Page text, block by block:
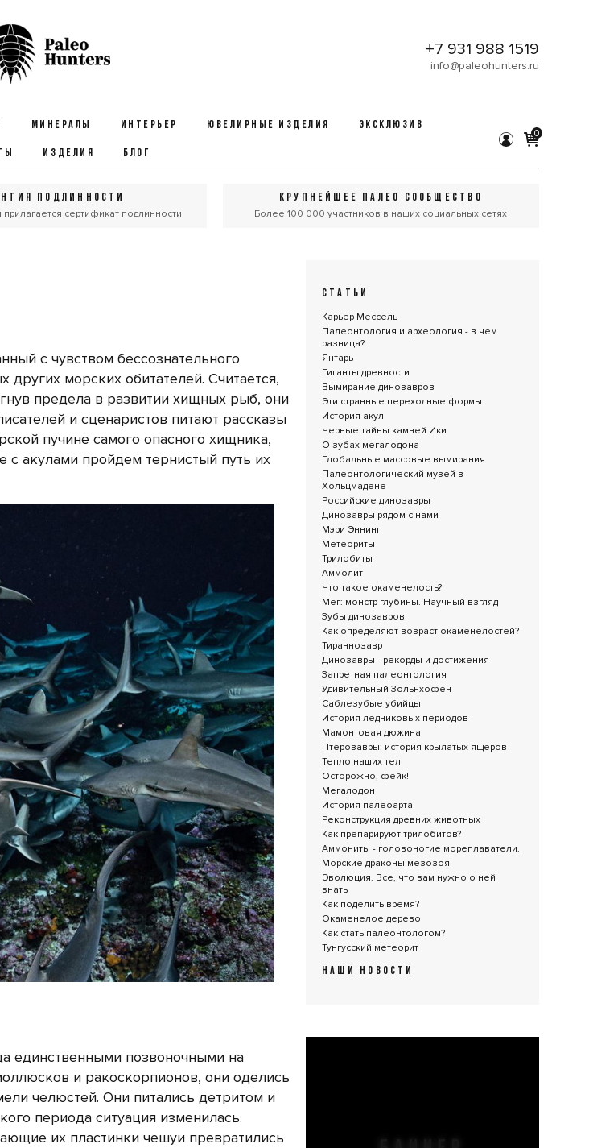
+7 931 988 1519
info@paleohunters.ru
МИНЕРАЛЫ ИНТЕРЬЕР ЮВЕЛИРНЫЕ ИЗДЕЛИЯ ЭКСКЛЮЗИВ
ИЗДЕЛИЯ БЛОГ
0
ПОДЛИННОСТИ
сертификат подлинности
КРУПНЕЙШЕЕ ПАЛЕО СООБЩЕСТВО
Более 100 000 участников в наших социальных сетях
с чувством бессознательного
морских обитателей. Считается,
предела в развитии хищных рыб, они
и сценаристов питают рассказы
пучине самого опасного хищника,
акулами пройдем тернистый путь их
единственными позвоночными на
и ракоскорпионов, они оделись
челюстей. Они питались детритом и
периода ситуация изменилась.
их пластинки чешуи превратились
СТАТЬИ
Карьер Мессель
Палеонтология и археология - в чем
разница?
Янтарь
Гиганты древности
Вымирание динозавров
Эти странные переходные формы
История акул
Черные тайны камней Ики
О зубах мегалодона
Глобальные массовые вымирания
Палеонтологический музей в
Хольцмадене
Российские динозавры
Динозавры рядом с нами
Мэри Эннинг
Метеориты
Трилобиты
Аммолит
Что такое окаменелость?
Мег: монстр глубины. Научный взгляд
Зубы динозавров
Как определяют возраст окаменелостей?
Тираннозавр
Динозавры - рекорды и достижения
Запретная палеонтология
Удивительный Зольнхофен
Саблезубые убийцы
История ледниковых периодов
Мамонтовая дюжина
Птерозавры: история крылатых ящеров
Тепло наших тел
Осторожно, фейк!
Мегалодон
История палеоарта
Реконструкция древних животных
Как препарируют трилобитов?
Аммониты - головоногие мореплаватели.
Морские драконы мезозоя
Эволюция. Все, что вам нужно о ней
знать
Как поделить время?
Окаменелое дерево
Как стать палеонтологом?
Тунгусский метеорит
НАШИ НОВОСТИ